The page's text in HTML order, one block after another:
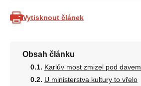
Vytisknout článek
Obsah článku
Karlův most zmizel pod davem
U ministerstva kultury to vřelo